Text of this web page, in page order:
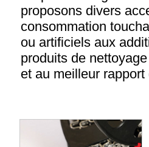
proposons divers
consommation
ou artificiels aux
produits de
et au meilleur rapport